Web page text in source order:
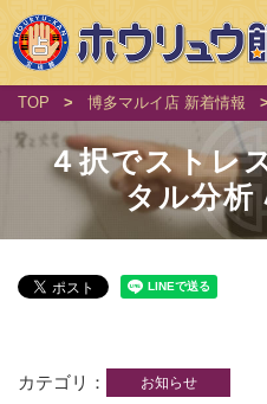
TOP > 博多マルイ店 新着情報 >
４択でストレ
タル分析
カテゴリ お知らせ